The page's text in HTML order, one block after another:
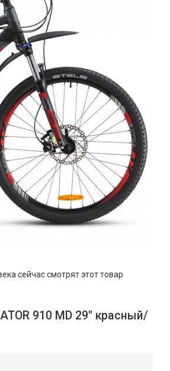
сейчас смотрятэтот товар
910 МD 29" красный/